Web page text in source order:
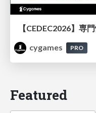
cygames
PRO
Featured